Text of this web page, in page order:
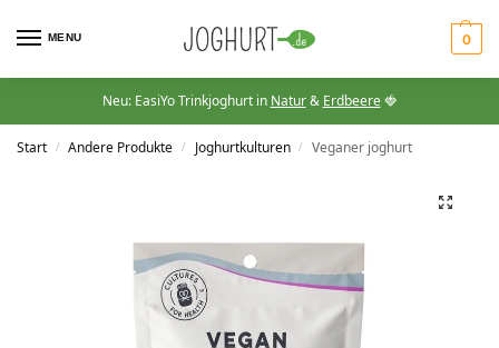
MENU 0
Neu: EasiYo Trinkjoghurt in Natur& Erdbeere🍓
Start / Andere Produkte / Joghurtkulturen / Veganer joghurt